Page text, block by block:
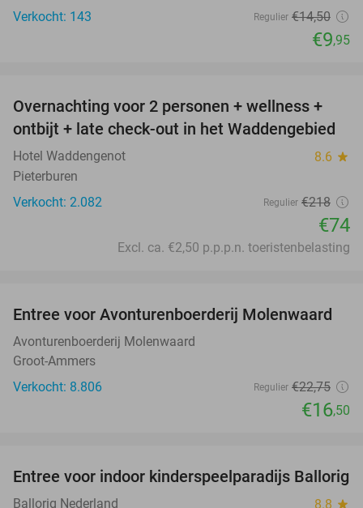
Verkocht: 143
Regulier €14,50
€9,95
66%
Overnachting voor 2 personen + wellness +
ontbijt + late check-out in het Waddengebied
Hotel Waddengenot 8.6 star
Pieterburen
Verkocht: 2.082
Regulier €218
€74
Excl. ca. €2,50 p.p.p.n. toeristenbelasting
27%
Entree voor Avonturenboerderij Molenwaard
Avonturenboerderij Molenwaard
Groot-Ammers
Verkocht: 8.806
Regulier €22,75
€16,50
32%
Entree voor indoor kinderspeelparadijs Ballorig
Ballorig Nederland 8.8 star